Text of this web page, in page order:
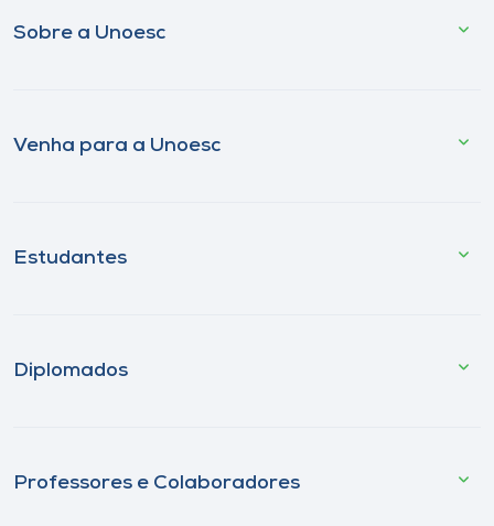
Sobre a Unoesc
Venha para a Unoesc
Estudantes
Diplomados
Professores e Colaboradores